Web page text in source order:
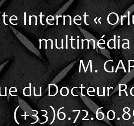
Internet «
multimédia
M.
du Docteur